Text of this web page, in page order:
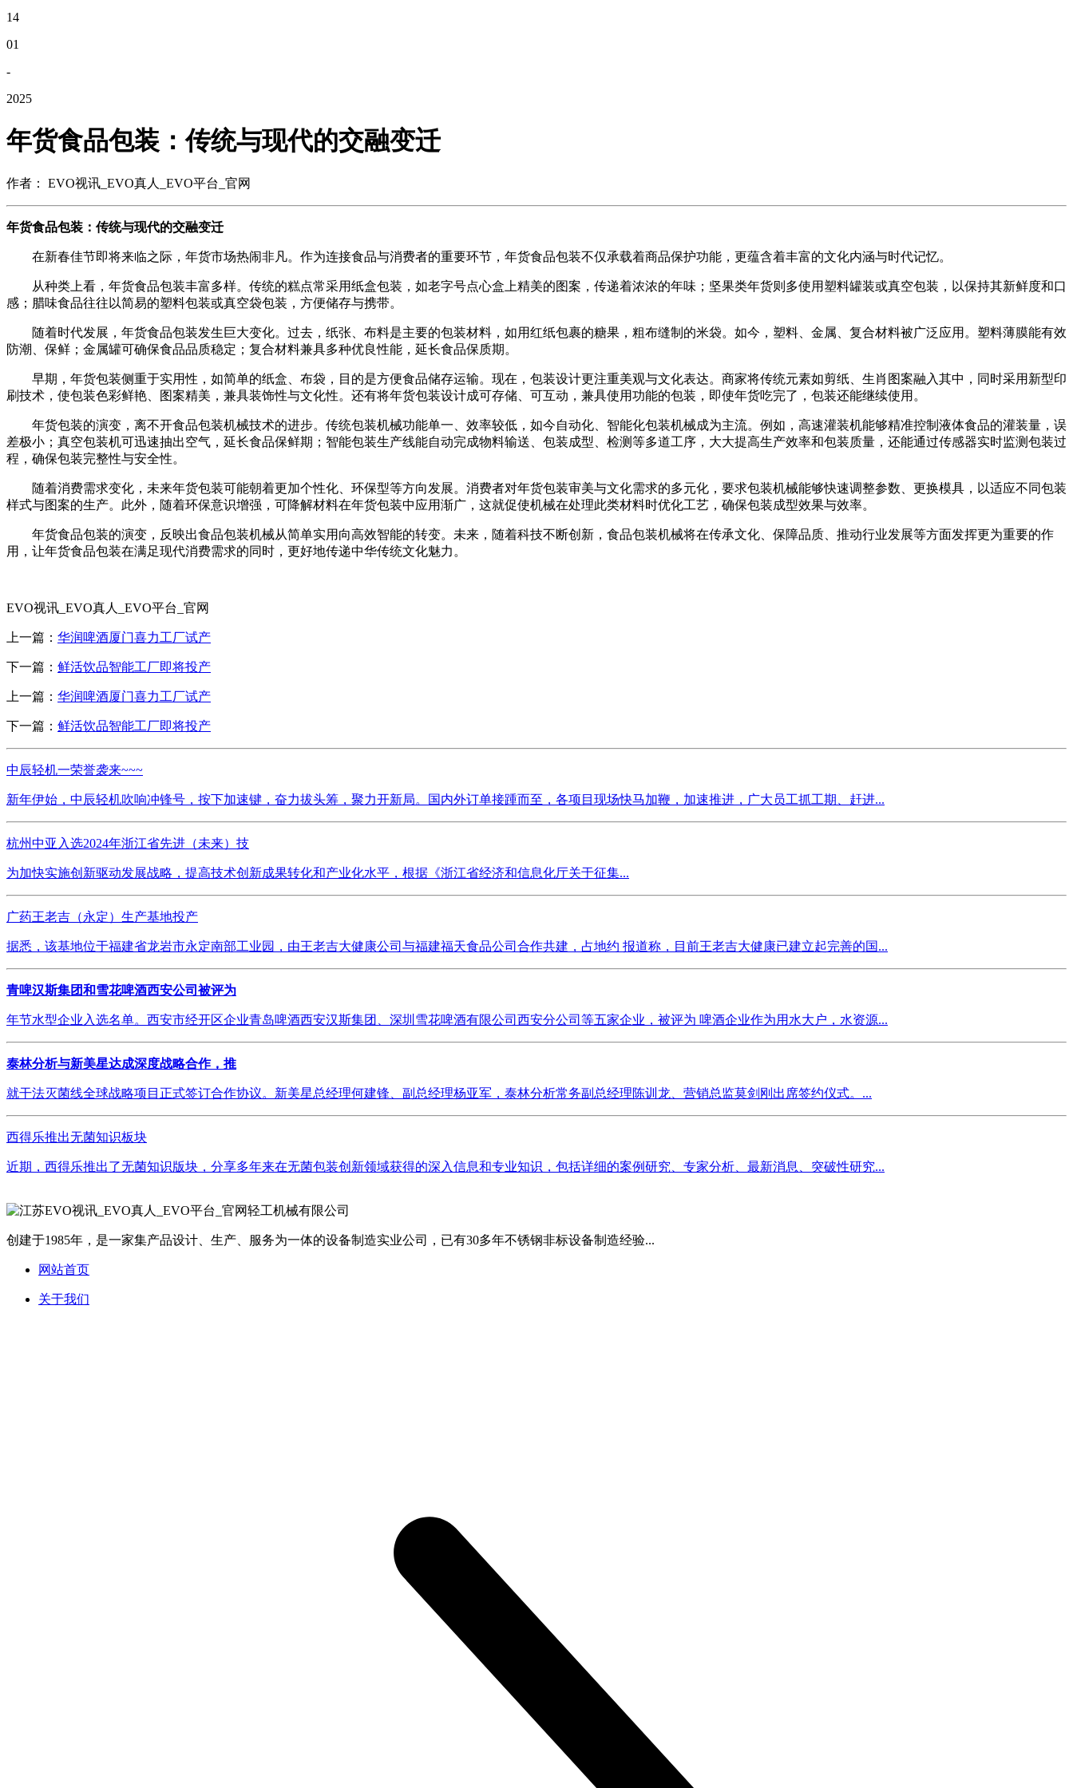
14
01
-
2025
年货食品包装：传统与现代的交融变迁
作者： EVO视讯_EVO真人_EVO平台_官网
年货食品包装：传统与现代的交融变迁
在新春佳节即将来临之际，年货市场热闹非凡。作为连接食品与消费者的重要环节，年货食品包装不仅承载着商品保护功能，更蕴含着丰富的文化内涵与时代记忆。
从种类上看，年货食品包装丰富多样。传统的糕点常采用纸盒包装，如老字号点心盒上精美的图案，传递着浓浓的年味；坚果类年货则多使用塑料罐装或真空包装，以保持其新鲜度和口
感；腊味食品往往以简易的塑料包装或真空袋包装，方便储存与携带。
随着时代发展，年货食品包装发生巨大变化。过去，纸张、布料是主要的包装材料，如用红纸包裹的糖果，粗布缝制的米袋。如今，塑料、金属、复合材料被广泛应用。塑料薄膜能有效
防潮、保鲜；金属罐可确保食品品质稳定；复合材料兼具多种优良性能，延长食品保质期。
早期，年货包装侧重于实用性，如简单的纸盒、布袋，目的是方便食品储存运输。现在，包装设计更注重美观与文化表达。商家将传统元素如剪纸、生肖图案融入其中，同时采用新型印
刷技术，使包装色彩鲜艳、图案精美，兼具装饰性与文化性。还有将年货包装设计成可存储、可互动，兼具使用功能的包装，即使年货吃完了，包装还能继续使用。
年货包装的演变，离不开食品包装机械技术的进步。传统包装机械功能单一、效率较低，如今自动化、智能化包装机械成为主流。例如，高速灌装机能够精准控制液体食品的灌装量，误
差极小；真空包装机可迅速抽出空气，延长食品保鲜期；智能包装生产线能自动完成物料输送、包装成型、检测等多道工序，大大提高生产效率和包装质量，还能通过传感器实时监测包装过
程，确保包装完整性与安全性。
随着消费需求变化，未来年货包装可能朝着更加个性化、环保型等方向发展。消费者对年货包装审美与文化需求的多元化，要求包装机械能够快速调整参数、更换模具，以适应不同包装
样式与图案的生产。此外，随着环保意识增强，可降解材料在年货包装中应用渐广，这就促使机械在处理此类材料时优化工艺，确保包装成型效果与效率。
年货食品包装的演变，反映出食品包装机械从简单实用向高效智能的转变。未来，随着科技不断创新，食品包装机械将在传承文化、保障品质、推动行业发展等方面发挥更为重要的作
用，让年货食品包装在满足现代消费需求的同时，更好地传递中华传统文化魅力。
EVO视讯_EVO真人_EVO平台_官网
上一篇： 华润啤酒厦门喜力工厂试产
下一篇： 鲜活饮品智能工厂即将投产
上一篇： 华润啤酒厦门喜力工厂试产
下一篇： 鲜活饮品智能工厂即将投产
中辰轻机一荣誉袭来~~~
新年伊始，中辰轻机吹响冲锋号，按下加速键，奋力拔头筹，聚力开新局。国内外订单接踵而至，各项目现场快马加鞭，加速推进，广大员工抓工期、赶进...
杭州中亚入选2024年浙江省先进（未来）技
为加快实施创新驱动发展战略，提高技术创新成果转化和产业化水平，根据《浙江省经济和信息化厅关于征集...
广药王老吉（永定）生产基地投产
据悉，该基地位于福建省龙岩市永定南部工业园，由王老吉大健康公司与福建福天食品公司合作共建，占地约 报道称，目前王老吉大健康已建立起完善的国...
青啤汉斯集团和雪花啤酒西安公司被评为
年节水型企业入选名单。西安市经开区企业青岛啤酒西安汉斯集团、深圳雪花啤酒有限公司西安分公司等五家企业，被评为 啤酒企业作为用水大户，水资源...
泰林分析与新美星达成深度战略合作，推
就干法灭菌线全球战略项目正式签订合作协议。新美星总经理何建锋、副总经理杨亚军，泰林分析常务副总经理陈训龙、营销总监莫剑刚出席签约仪式。...
西得乐推出无菌知识板块
近期，西得乐推出了无菌知识版块，分享多年来在无菌包装创新领域获得的深入信息和专业知识，包括详细的案例研究、专家分析、最新消息、突破性研究...
创建于1985年，是一家集产品设计、生产、服务为一体的设备制造实业公司，已有30多年不锈钢非标设备制造经验...
网站首页
关于我们